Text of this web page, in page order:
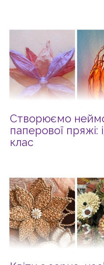
Створюємо
паперової пряжі:
клас